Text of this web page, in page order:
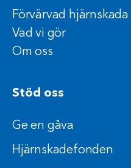
Förvärvad hjärnskada
Vad vi gör
Om oss
Stöd oss
Ge en gåva
Hjärnskadefonden